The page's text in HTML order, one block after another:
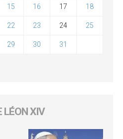
15 16 17 18
22 23 24 25
29 30 31
LÉON XIV